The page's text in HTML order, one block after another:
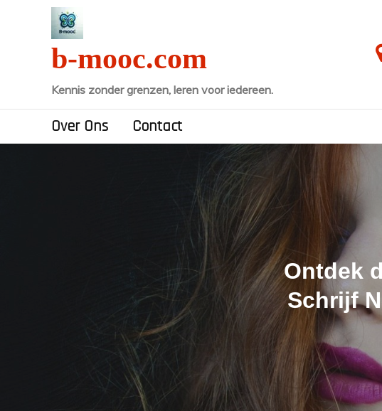
b-mooc.com
Kennis zonder grenzen, leren voor iedereen.
Over Ons Contact
Ontdek
Schrijf